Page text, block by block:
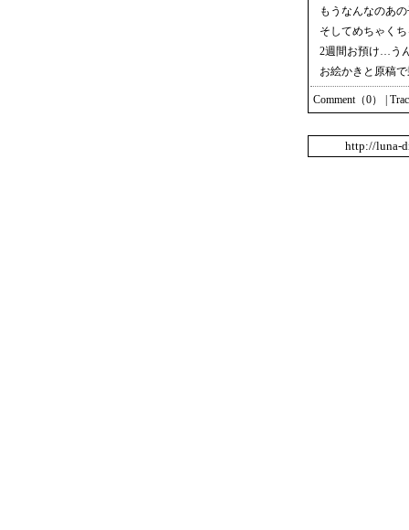
もうなんなのあ
そしてめちゃく
2週間お預け…う
お絵かきと原稿
Comment（0）
http://luna-